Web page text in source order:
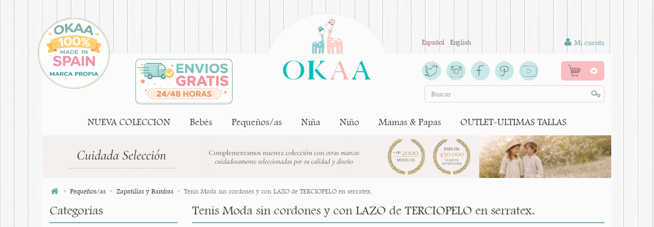
Español English Mi cuenta
0
NUEVA COLECCION Bebés Pequeños/as Niña Niño Mamas & Papas OUTLET-ULTIMAS TALLAS
Pequeños/as Zapatillas y Bambas Tenis Moda sin cordones y con LAZO de TERCIOPELO en serratex.
Categorías Tenis Moda sin cordones y con LAZO de TERCIOPELO en serratex.